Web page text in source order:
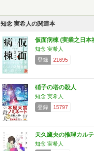
知念 実希人の関連本
仮面病棟 (実業之日本
知念 実希人
登録
21695
硝子の塔の殺人
知念 実希人
登録
15797
天久鷹央の推理カル
知念 実希人